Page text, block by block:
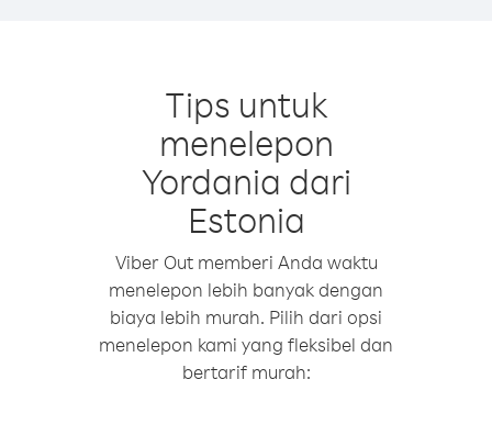
Tips untuk
menelepon
Yordania dari
Estonia
Viber Out memberi Anda waktu
menelepon lebih banyak dengan
biaya lebih murah. Pilih dari opsi
menelepon kami yang fleksibel dan
bertarif murah: